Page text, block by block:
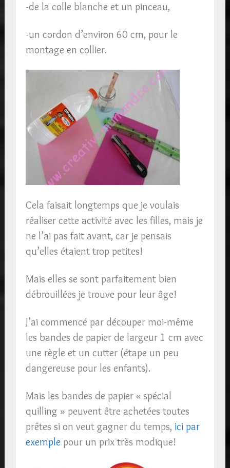
-de la colle blanche et un pinceau,
-un cordon d’environ 60 cm, pour le
montage en collier.
Cela faisait longtemps que je voulais
réaliser cette activité avec les filles, mais je
ne l’ai pas fait avant, car je pensais
qu’elles étaient trop petites!
Mais elles se sont parfaitement bien
débrouillées je trouve pour leur âge!
J’ai commencé par découper moi-même
les bandes de papier de largeur 1 cm avec
une règle et un cutter (étape un peu
dangereuse pour les enfants).
Mais les bandes de papier « spécial
quilling » peuvent être achetées toutes
prêtes si on veut gagner du temps, ici par
exemple pour un prix très modique!